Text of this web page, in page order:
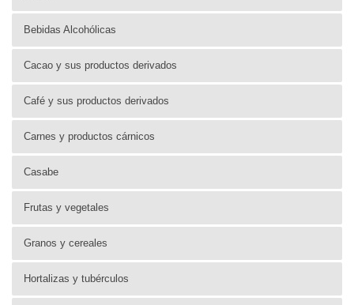
Bebidas Alcohólicas
Cacao y sus productos derivados
Café y sus productos derivados
Carnes y productos cárnicos
Casabe
Frutas y vegetales
Granos y cereales
Hortalizas y tubérculos